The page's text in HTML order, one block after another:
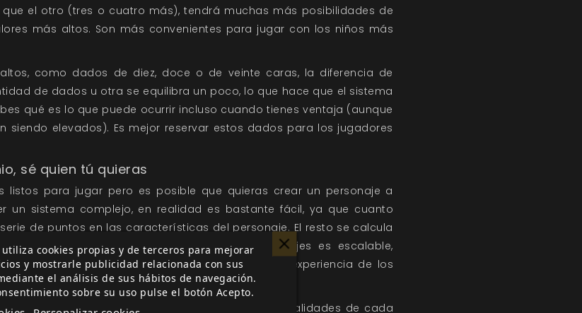
el otro (tres o cuatro más), tendrá muchas más posibilidades de
más altos. Son más convenientes para jugar con los niños más
como dados de diez, doce o de veinte caras, la diferencia de
de dados u otra se equilibra un poco, lo que hace que el sistema
qué es lo que puede ocurrir incluso cuando tienes ventaja (aunque
siendo elevados). Es mejor reservar estos dados para los jugadores
sé quien tú quieras
listos para jugar pero es posible que quieras crear un personaje a
un sistema complejo, en realidad es bastante fácil, ya que cuanto
de puntos en las características del personaje. El resto se calcula
el sistema de tiradas, la creación de personajes es escalable,
a la ficha dependiendo de la edad y experiencia de los
se determinan por la raza y la ocupación. Las cualidades de cada
cookies propias y de terceros para mejorar
y mostrarle publicidad relacionada con sus
el análisis de sus hábitos de navegación.
sobre su uso pulse el botón Acepto.